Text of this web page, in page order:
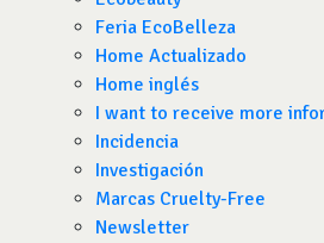
Feria EcoBelleza
Home Actualizado
Home inglés
I want to receive more
Incidencia
Investigación
Marcas Cruelty-Free
Newsletter